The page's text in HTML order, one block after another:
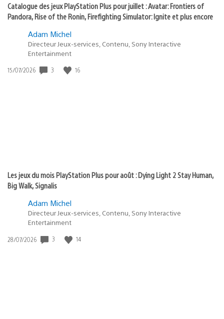
Catalogue des jeux PlayStation Plus pour juillet : Avatar: Frontiers of
Pandora, Rise of the Ronin, Firefighting Simulator: Ignite et plus encore
Adam Michel
Directeur Jeux-services, Contenu, Sony Interactive
Entertainment
Date
15/07/2026 3 16
Les jeux du mois PlayStation Plus pour août : Dying Light 2 Stay Human,
Big Walk, Signalis
Adam Michel
Directeur Jeux-services, Contenu, Sony Interactive
Entertainment
Date
28/07/2026 3 14